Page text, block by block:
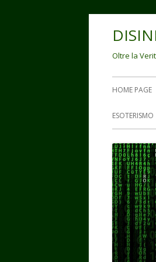
Oltre la
Menu
HOME PAGE
ESOTERISMO